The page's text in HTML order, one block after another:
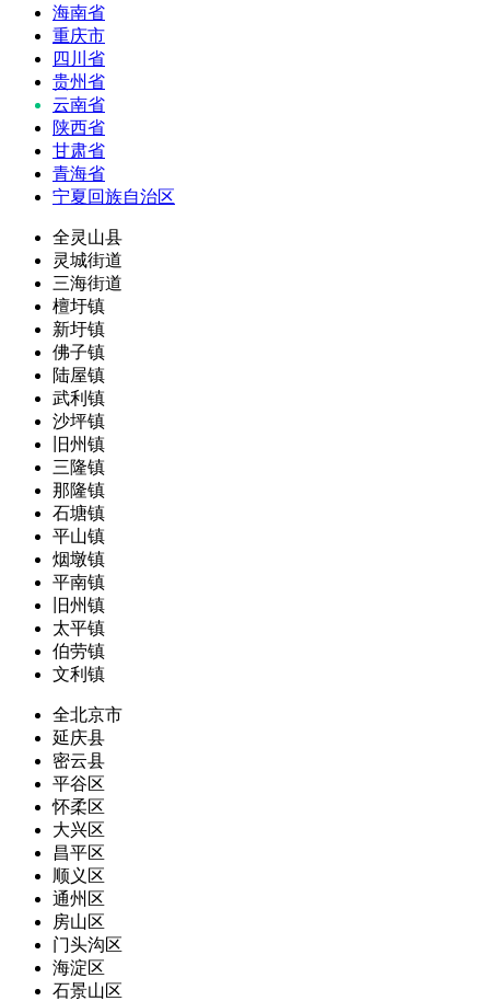
海南省
重庆市
四川省
贵州省
云南省
陕西省
甘肃省
青海省
宁夏回族自治区
全灵山县
灵城街道
三海街道
檀圩镇
新圩镇
佛子镇
陆屋镇
武利镇
沙坪镇
旧州镇
三隆镇
那隆镇
石塘镇
平山镇
烟墩镇
平南镇
旧州镇
太平镇
伯劳镇
文利镇
全北京市
延庆县
密云县
平谷区
怀柔区
大兴区
昌平区
顺义区
通州区
房山区
门头沟区
海淀区
石景山区